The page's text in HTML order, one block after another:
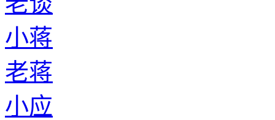
小蒋
老蒋
小应